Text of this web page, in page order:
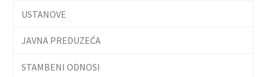
USTANOVE
JAVNA PREDUZEĆA
STAMBENI ODNOSI